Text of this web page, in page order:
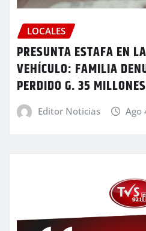
LOCALES
PRESUNTA ESTAFA EN
VEHÍCULO: FAMILIA
PERDIDO G. 35
Editor Noticias Ago